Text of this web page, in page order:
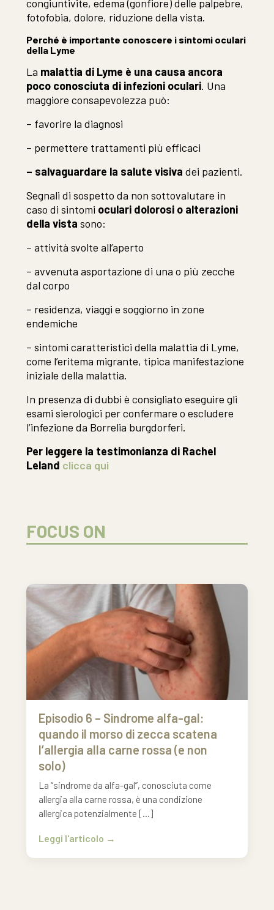
congiuntivite, edema (gonfiore) delle palpebre,
fotofobia, dolore, riduzione della vista.
Perché è importante conoscere i sintomi oculari
della Lyme
La malattia di Lyme è una causa ancora
poco conosciuta di infezioni oculari. Una
maggiore consapevolezza può:
– favorire la diagnosi
– permettere trattamenti più efficaci
– salvaguardare la salute visiva dei pazienti.
Segnali di sospetto da non sottovalutare in
caso di sintomi oculari dolorosi o alterazioni
della vistasono:
– attività svolte all’aperto
– avvenuta asportazione di una o più zecche
dal corpo
– residenza, viaggi e soggiorno in zone
endemiche
– sintomi caratteristici della malattia di Lyme,
come l’eritema migrante, tipica manifestazione
iniziale della malattia.
In presenza di dubbi è consigliato eseguire gli
esami sierologici per confermare o escludere
l’infezione da Borrelia burgdorferi.
Per leggere la testimonianza di Rachel
Leland clicca qui
FOCUS ON
Episodio 6 – Sindrome alfa-gal:
quando il morso di zecca scatena
l’allergia alla carne rossa (e non
solo)
La “sindrome da alfa-gal”, conosciuta come
allergia alla carne rossa, è una condizione
allergica potenzialmente […]
Leggi l'articolo